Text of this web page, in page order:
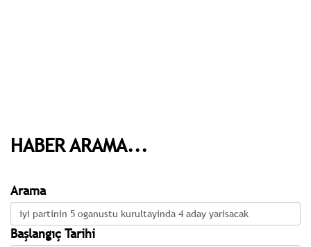
HABER ARAMA...
Arama
Başlangıç Tarihi